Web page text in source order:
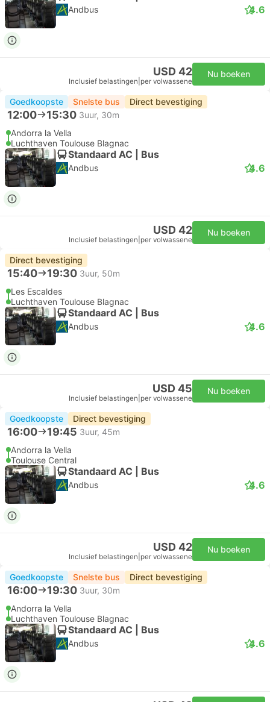
Andbus 4.6
USD 42
Inclusief belastingen per volwassene
Nu boeken
Goedkoopste Snelste bus Direct bevestiging
12:00 15:30 3uur, 30m
Andorra la Vella
Luchthaven Toulouse Blagnac
Standaard AC | Bus
Andbus 4.6
USD 42
Inclusief belastingen per volwassene
Nu boeken
Direct bevestiging
15:40 19:30 3uur, 50m
Les Escaldes
Luchthaven Toulouse Blagnac
Standaard AC | Bus
Andbus 4.6
USD 45
Inclusief belastingen per volwassene
Nu boeken
Goedkoopste Direct bevestiging
16:00 19:45 3uur, 45m
Andorra la Vella
Toulouse Central
Standaard AC | Bus
Andbus 4.6
USD 42
Inclusief belastingen per volwassene
Nu boeken
Goedkoopste Snelste bus Direct bevestiging
16:00 19:30 3uur, 30m
Andorra la Vella
Luchthaven Toulouse Blagnac
Standaard AC | Bus
Andbus 4.6